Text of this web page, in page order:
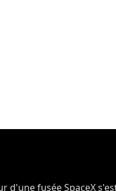
d'une fusée SpaceX